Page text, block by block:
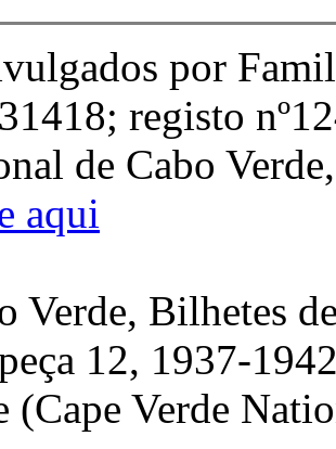
por
registo
de Cabo
aqui
Verde, Bilhetes
12, 1937-
(Cape Verde